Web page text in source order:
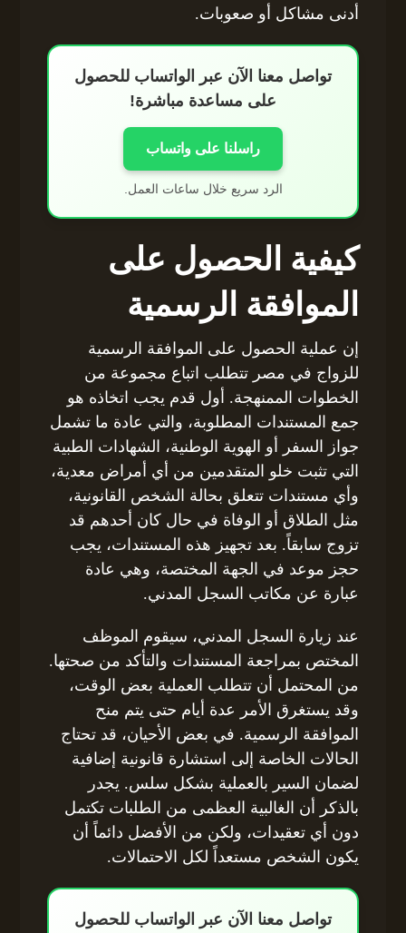
أدنى مشاكل أو صعوبات.
تواصل معنا الآن عبر الواتساب للحصول
على مساعدة مباشرة!
راسلنا على واتساب
الرد سريع خلال ساعات العمل.
كيفية الحصول على
الموافقة الرسمية
إن عملية الحصول على الموافقة الرسمية
للزواج في مصر تتطلب اتباع مجموعة من
الخطوات الممنهجة. أول قدم يجب اتخاذه هو
جمع المستندات المطلوبة، والتي عادة ما تشمل
جواز السفر أو الهوية الوطنية، الشهادات الطبية
التي تثبت خلو المتقدمين من أي أمراض معدية،
وأي مستندات تتعلق بحالة الشخص القانونية،
مثل الطلاق أو الوفاة في حال كان أحدهم قد
تزوج سابقاً. بعد تجهيز هذه المستندات، يجب
حجز موعد في الجهة المختصة، وهي عادة
عبارة عن مكاتب السجل المدني.
عند زيارة السجل المدني، سيقوم الموظف
المختص بمراجعة المستندات والتأكد من صحتها.
من المحتمل أن تتطلب العملية بعض الوقت،
وقد يستغرق الأمر عدة أيام حتى يتم منح
الموافقة الرسمية. في بعض الأحيان، قد تحتاج
الحالات الخاصة إلى استشارة قانونية إضافية
لضمان السير بالعملية بشكل سلس. يجدر
بالذكر أن الغالبية العظمى من الطلبات تكتمل
دون أي تعقيدات، ولكن من الأفضل دائماً أن
يكون الشخص مستعداً لكل الاحتمالات.
تواصل معنا الآن عبر الواتساب للحصول